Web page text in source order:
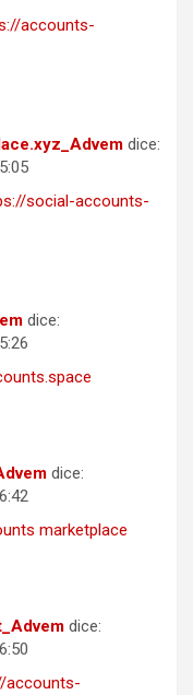
accounts-
dice:
social-accounts-
dice:
dice:
marketplace
dice:
accounts-